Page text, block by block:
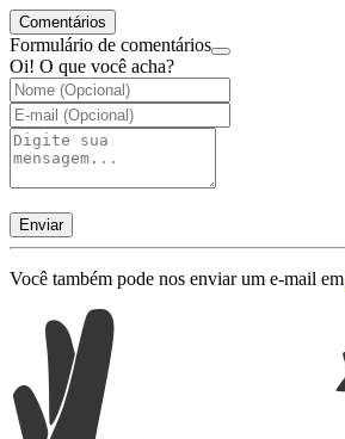
Comentários
Formulário de comentários
Oi! O que você acha?
Enviar
Você também pode nos enviar um e-mail em